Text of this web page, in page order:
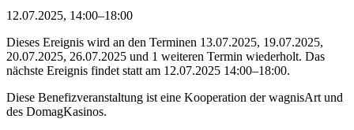
12.07.2025, 14:00–18:00
Dieses Ereignis wird an den Terminen 13.07.2025, 19.07.2025,
20.07.2025, 26.07.2025 und 1 weiteren Termin wiederholt. Das
nächste Ereignis findet statt am 12.07.2025 14:00–18:00.
Diese Benefizveranstaltung ist eine Kooperation der wagnisArt und
des DomagKasinos.